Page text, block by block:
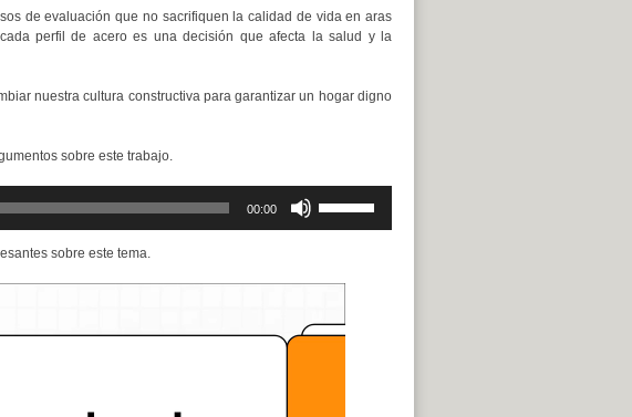
de evaluación que no sacrifiquen la calidad de vida en aras
perfil de acero es una decisión que afecta la salud y la
nuestra cultura constructiva para garantizar un hogar digno
sobre este trabajo.
00:00
las
teclas
aumentar
sobre este tema.